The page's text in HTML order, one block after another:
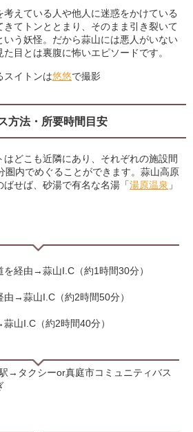
考えている人や他人に迷惑をかけている
きてトンととまり、そのまま引き裂いて
う妖怪。だから蒜山には悪人がいない
目とは裏腹に怖いエピソードです。
イトンは悠悠で撮影
方法・所要時間目安
どこも近隣にあり、それぞれの施設間
圏内でめぐることができます。蒜山高原
せば、砂湯で有名な名湯「湯原温泉 」
を経由→蒜山I.C（約1時間30分）
→蒜山I.C（約2時間50分）
山I.C（約2時間40分）
→タクシーor真庭市コミュニティバス